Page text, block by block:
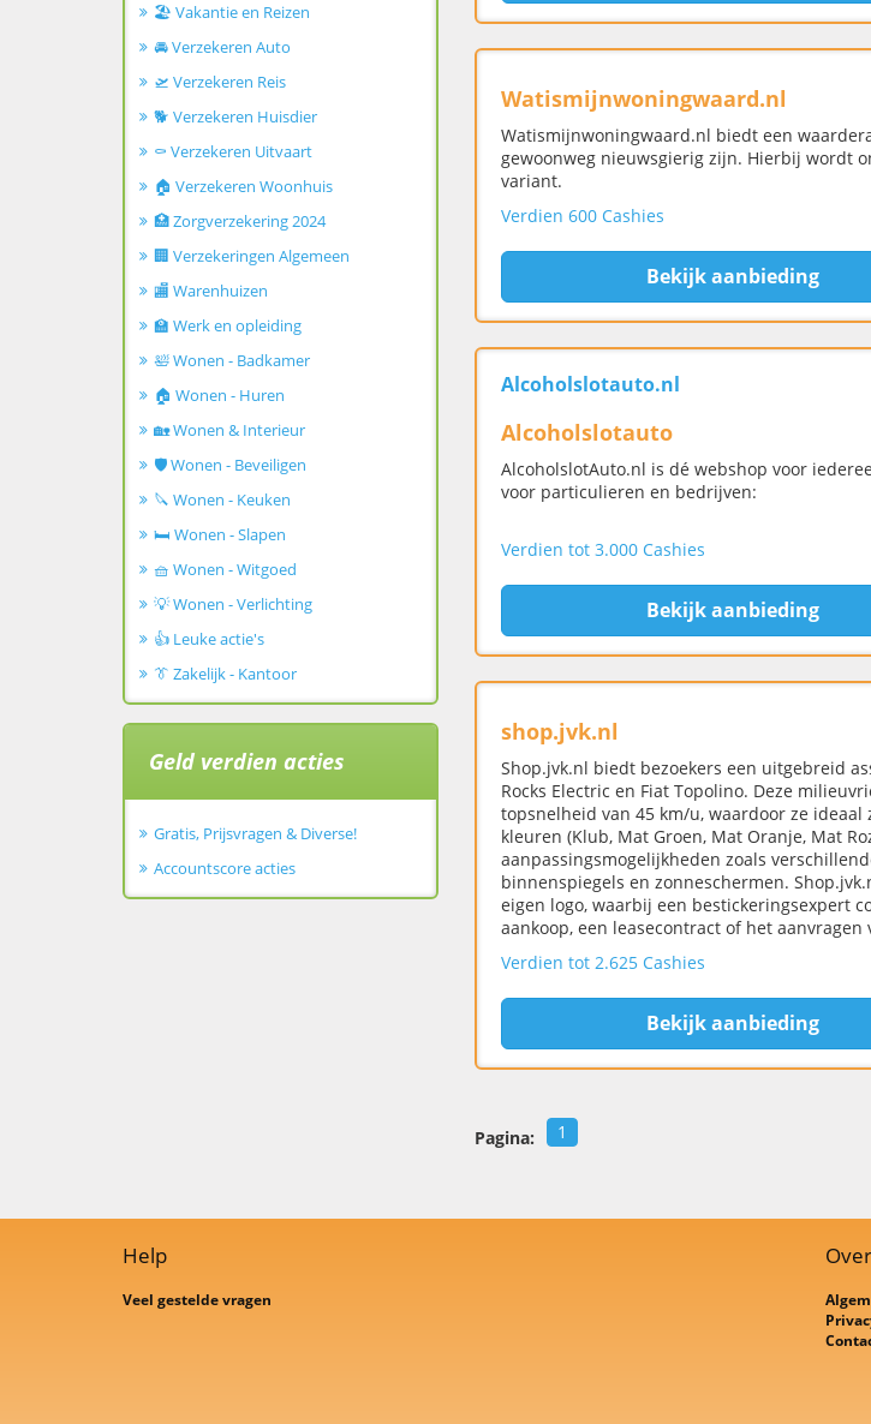
Watismijnwoningwaard.nl
Watismijnwoningwaard.nl biedt een
gewoonweg nieuwsgierig zijn. Hierbij wordt
variant.
Verdien 600 Cashies
Bekijk aanbieding
Alcoholslotauto.nl
Alcoholslotauto
AlcoholslotAuto.nl is dé webshop voor
voor particulieren en bedrijven:
Verdien tot 3.000 Cashies
Bekijk aanbieding
shop.jvk.nl
Shop.jvk.nl biedt bezoekers een uitgebreid
Rocks Electric en Fiat Topolino. Deze
topsnelheid van 45 km/u, waardoor ze
kleuren (Klub, Mat Groen, Mat Oranje, Mat
aanpassingsmogelijkheden zoals
binnenspiegels en zonneschermen.
eigen logo, waarbij een bestickeringsexpert
aankoop, een leasecontract of het
Verdien tot 2.625 Cashies
Bekijk aanbieding
Pagina: 1
🏖️ Vakantie en Reizen
🚘 Verzekeren Auto
🛫 Verzekeren Reis
🐕 Verzekeren Huisdier
⚰️ Verzekeren Uitvaart
🏠 Verzekeren Woonhuis
🏥 Zorgverzekering 2024
🏢 Verzekeringen Algemeen
🏬 Warenhuizen
🏫 Werk en opleiding
🛀 Wonen - Badkamer
🏠 Wonen - Huren
🏡 Wonen & Interieur
🛡️ Wonen - Beveiligen
🔪 Wonen - Keuken
🛏️ Wonen - Slapen
🧺 Wonen - Witgoed
💡 Wonen - Verlichting
👍 Leuke actie's
👔 Zakelijk - Kantoor
Geld verdien acties
Gratis, Prijsvragen & Diverse!
Accountscore acties
Help
Veel gestelde vragen